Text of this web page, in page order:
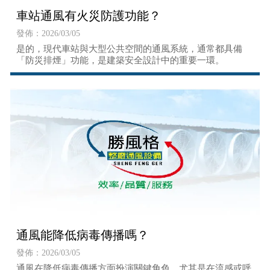
車站通風有火災防護功能？
發佈：2026/03/05
是的，現代車站與大型公共空間的通風系統，通常都具備
「防災排煙」功能，是建築安全設計中的重要一環。
通風能降低病毒傳播嗎？
發佈：2026/03/05